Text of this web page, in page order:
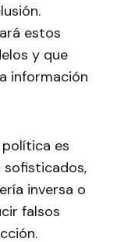
estos
y que
información
es
inversa o
falsos